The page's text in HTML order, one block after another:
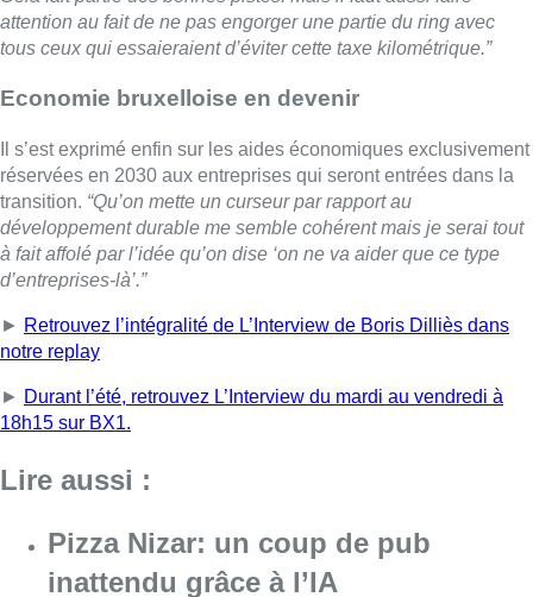
►Retrouvez l’intégralité de L’Interview de Boris Dilliès dans
notre replay
18h15 sur BX1.
Lire aussi :
Pizza Nizar: un coup de pub
inattendu grâce à l’IA